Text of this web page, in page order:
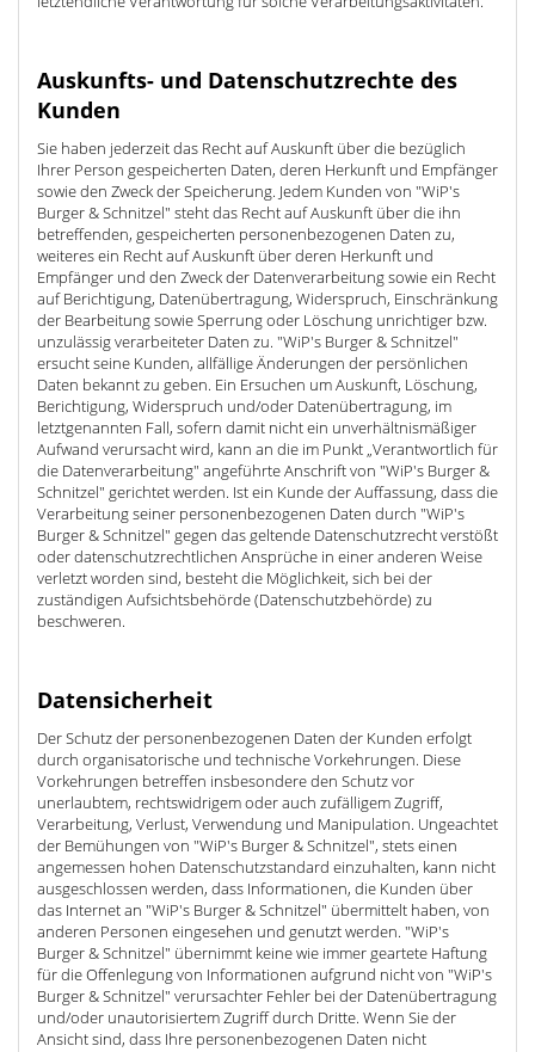
Auskunfts- und Datenschutzrechte des
Kunden
Sie haben jederzeit das Recht auf Auskunft über die bezüglich
Ihrer Person gespeicherten Daten, deren Herkunft und Empfänger
sowie den Zweck der Speicherung. Jedem Kunden von "WiP's
Burger & Schnitzel" steht das Recht auf Auskunft über die ihn
betreffenden, gespeicherten personenbezogenen Daten zu,
weiteres ein Recht auf Auskunft über deren Herkunft und
Empfänger und den Zweck der Datenverarbeitung sowie ein Recht
auf Berichtigung, Datenübertragung, Widerspruch, Einschränkung
der Bearbeitung sowie Sperrung oder Löschung unrichtiger bzw.
unzulässig verarbeiteter Daten zu. "WiP's Burger & Schnitzel"
ersucht seine Kunden, allfällige Änderungen der persönlichen
Daten bekannt zu geben. Ein Ersuchen um Auskunft, Löschung,
Berichtigung, Widerspruch und/oder Datenübertragung, im
letztgenannten Fall, sofern damit nicht ein unverhältnismäßiger
Aufwand verursacht wird, kann an die im Punkt „Verantwortlich für
die Datenverarbeitung" angeführte Anschrift von "WiP's Burger &
Schnitzel" gerichtet werden. Ist ein Kunde der Auffassung, dass die
Verarbeitung seiner personenbezogenen Daten durch "WiP's
Burger & Schnitzel" gegen das geltende Datenschutzrecht verstößt
oder datenschutzrechtlichen Ansprüche in einer anderen Weise
verletzt worden sind, besteht die Möglichkeit, sich bei der
zuständigen Aufsichtsbehörde (Datenschutzbehörde) zu
beschweren.
Datensicherheit
Der Schutz der personenbezogenen Daten der Kunden erfolgt
durch organisatorische und technische Vorkehrungen. Diese
Vorkehrungen betreffen insbesondere den Schutz vor
unerlaubtem, rechtswidrigem oder auch zufälligem Zugriff,
Verarbeitung, Verlust, Verwendung und Manipulation. Ungeachtet
der Bemühungen von "WiP's Burger & Schnitzel", stets einen
angemessen hohen Datenschutzstandard einzuhalten, kann nicht
ausgeschlossen werden, dass Informationen, die Kunden über
das Internet an "WiP's Burger & Schnitzel" übermittelt haben, von
anderen Personen eingesehen und genutzt werden. "WiP's
Burger & Schnitzel" übernimmt keine wie immer geartete Haftung
für die Offenlegung von Informationen aufgrund nicht von "WiP's
Burger & Schnitzel" verursachter Fehler bei der Datenübertragung
und/oder unautorisiertem Zugriff durch Dritte. Wenn Sie der
Ansicht sind, dass Ihre personenbezogenen Daten nicht